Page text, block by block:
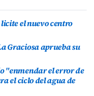
el nuevo centro
Graciosa aprueba su
"enmendar el error de
el ciclo del agua de